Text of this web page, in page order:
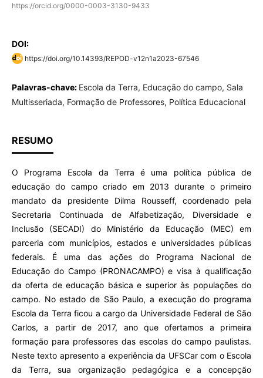
https://orcid.org/0000-0003-3130-9433
DOI:
https://doi.org/10.14393/REPOD-v12n1a2023-67546
Palavras-chave: Escola da Terra, Educação do campo, Sala
Multisseriada, Formação de Professores, Política Educacional
RESUMO
O Programa Escola da Terra é uma política pública de
educação do campo criado em 2013 durante o primeiro
mandato da presidente Dilma Rousseff, coordenado pela
Secretaria Continuada de Alfabetização, Diversidade e
Inclusão (SECADI) do Ministério da Educação (MEC) em
parceria com municípios, estados e universidades públicas
federais. É uma das ações do Programa Nacional de
Educação do Campo (PRONACAMPO) e visa à qualificação
da oferta de educação básica e superior às populações do
campo. No estado de São Paulo, a execução do programa
Escola da Terra ficou a cargo da Universidade Federal de São
Carlos, a partir de 2017, ano que ofertamos a primeira
formação para professores das escolas do campo paulistas.
Neste texto apresento a experiência da UFSCar com o Escola
da Terra, sua organização pedagógica e a concepção